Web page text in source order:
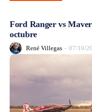
Ford Ranger vs
octubre
René Villegas - 07/10/